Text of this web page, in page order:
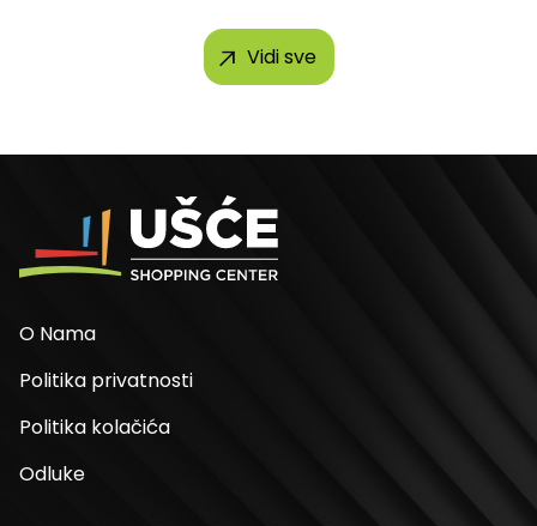
Vidi sve
O Nama
Politika privatnosti
Politika kolačića
Odluke